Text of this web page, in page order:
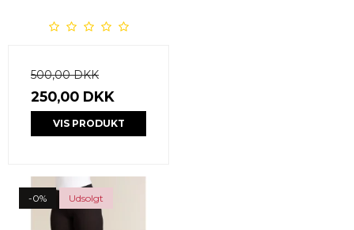
500,00 DKK
250,00 DKK
VIS PRODUKT
-0% Udsolgt